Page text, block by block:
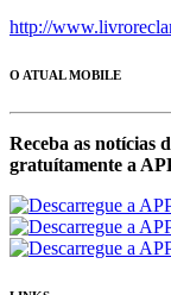
http://
O ATUAL MOBILE
Receba as notícias
gratuítamente a